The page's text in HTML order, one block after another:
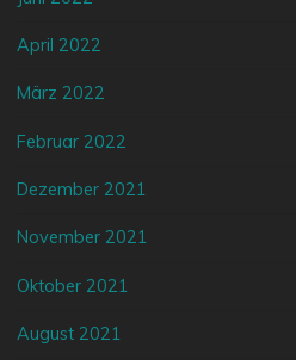
April 2022
März 2022
Februar 2022
Dezember 2021
November 2021
Oktober 2021
August 2021